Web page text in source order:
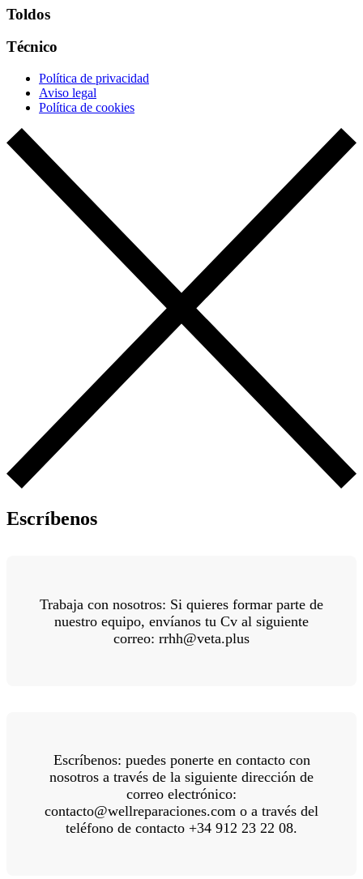
Toldos
Técnico
Política de privacidad
Aviso legal
Política de cookies
Escríbenos
Trabaja con nosotros: Si quieres formar parte de
nuestro equipo, envíanos tu Cv al siguiente
correo: rrhh@veta.plus
Escríbenos: puedes ponerte en contacto con
nosotros a través de la siguiente dirección de
correo electrónico:
contacto@wellreparaciones.com o a través del
teléfono de contacto +34 912 23 22 08.